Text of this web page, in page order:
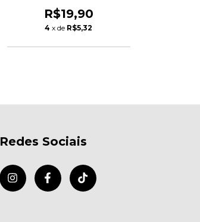
R$19,90
4 x de R$5,32
Redes Sociais